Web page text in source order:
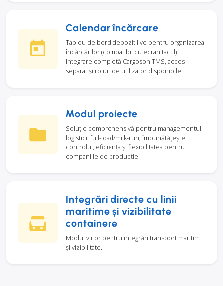
Calendar încărcare
Tablou de bord depozit live pentru organizarea
încărcărilor (compatibil cu ecran tactil).
Integrare completă Cargoson TMS, acces
separat și roluri de utilizator disponibile.
Modul proiecte
Soluție comprehensivă pentru managementul
logisticii full-load/milk-run; îmbunătățește
controlul, eficiența și flexibilitatea pentru
companiile de producție.
Integrări directe cu linii
maritime și vizibilitate
containere
Modul viitor pentru integrări transport maritim
și vizibilitate.